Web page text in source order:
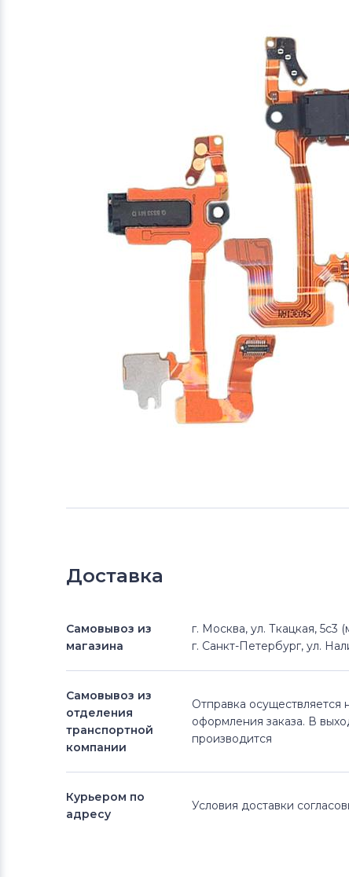
Доставка
Самовывоз из
магазина
г. Москва, ул. Ткацкая, 5с3
г. Санкт-Петербург, ул.
Самовывоз из
отделения
транспортной
компании
Отправка
оформления заказа. В
производится
Курьером по
адресу
Условия доставки